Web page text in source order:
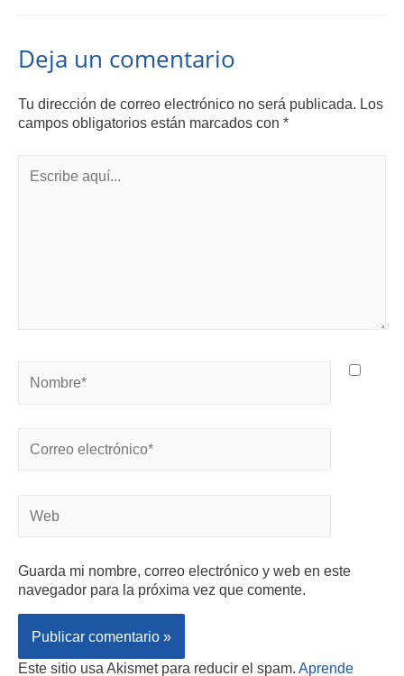
Deja un comentario
Tu dirección de correo electrónico no será publicada. Los
campos obligatorios están marcados con *
Guarda mi nombre, correo electrónico y web en este
navegador para la próxima vez que comente.
Este sitio usa Akismet para reducir el spam. Aprende